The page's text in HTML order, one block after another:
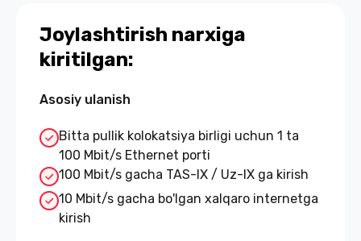
Joylashtirish narxiga
kiritilgan:
Asosiy ulanish
Bitta pullik kolokatsiya birligi uchun 1 ta
100 Mbit/s Ethernet porti
100 Mbit/s gacha TAS-IX / Uz-IX ga kirish
10 Mbit/s gacha bo'lgan xalqaro internetga
kirish